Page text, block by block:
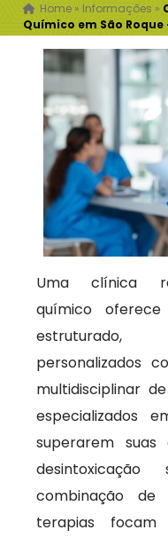
Home » Informações »
Químico em São Roque
Uma clínica
químico
personalizados
multidisciplinar
especializados
superarem suas
combinação de
terapias focam